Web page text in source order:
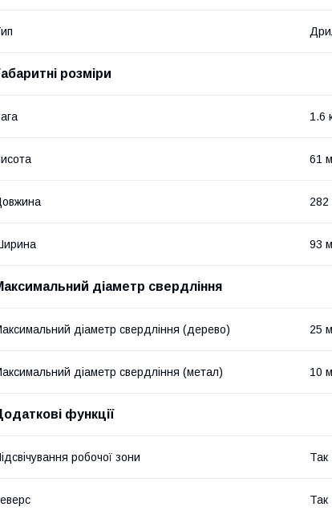
розміри
1.6
61
282
93
діаметр свердління
діаметр свердління (дерево) 25
діаметр свердління (метал) 10
функції
робочої зони Так
Так